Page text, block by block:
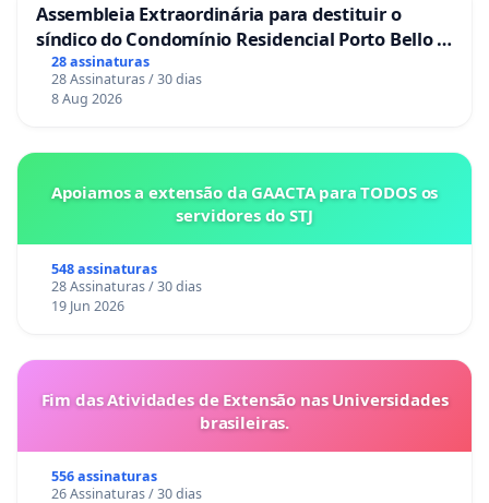
Assembleia Extraordinária para destituir o
síndico do Condomínio Residencial Porto Bello -
La Casa
28 assinaturas
28 Assinaturas / 30 dias
8 Aug 2026
Apoiamos a extensão da GAACTA para TODOS os
servidores do STJ
548 assinaturas
28 Assinaturas / 30 dias
19 Jun 2026
Fim das Atividades de Extensão nas Universidades
brasileiras.
556 assinaturas
26 Assinaturas / 30 dias